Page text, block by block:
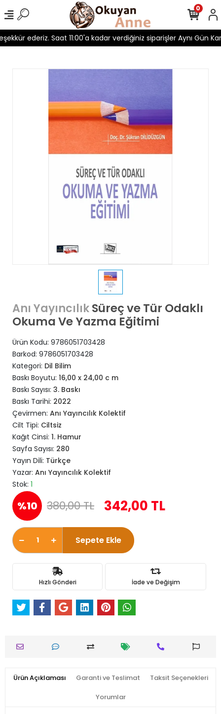
ederiz. Saat 11:00'a kadar verdiğiniz siparişler Aynı Gün
0
Anı YayıncılıkSüreç ve Tür Odaklı
Okuma Ve Yazma Eğitimi
Ürün Kodu: 9786051703428
Barkod: 9786051703428
Kategori: Dil Bilim
Baskı Boyutu: 16,00 x 24,00 c m
Baskı Sayısı: 3. Baskı
Baskı Tarihi: 2022
Çevirmen: Anı Yayıncılık Kolektif
Cilt Tipi: Ciltsiz
Kağıt Cinsi: 1. Hamur
Sayfa Sayısı: 280
Yayın Dili: Türkçe
Yazar: Anı Yayıncılık Kolektif
Stok: 1
%10 380,00 TL 342,00 TL
Sepete Ekle
Hızlı Gönderi İade ve Değişim
Ürün Açıklaması Garanti ve Teslimat Taksit Seçenekleri
Yorumlar